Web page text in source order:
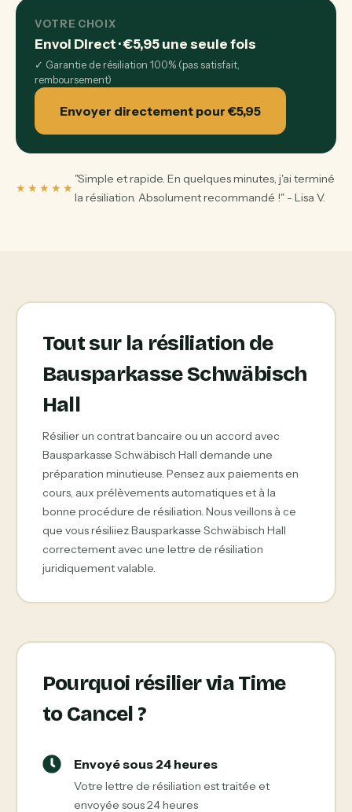
VOTRE CHOIX
Envoi Direct ·€5,95 une seule fois
✓ Garantie de résiliation 100% (pas satisfait,
remboursement)
Envoyer directement pour €5,95
★★★★★
"Simple et rapide. En quelques minutes, j'ai terminé
la résiliation. Absolument recommandé !" - Lisa V.
Tout sur la résiliation de
Bausparkasse Schwäbisch
Hall
Résilier un contrat bancaire ou un accord avec
Bausparkasse Schwäbisch Hall demande une
préparation minutieuse. Pensez aux paiements en
cours, aux prélèvements automatiques et à la
bonne procédure de résiliation. Nous veillons à ce
que vous résiliiez Bausparkasse Schwäbisch Hall
correctement avec une lettre de résiliation
juridiquement valable.
Pourquoi résilier via Time
to Cancel ?
Envoyé sous 24 heures
Votre lettre de résiliation est traitée et
envoyée sous 24 heures